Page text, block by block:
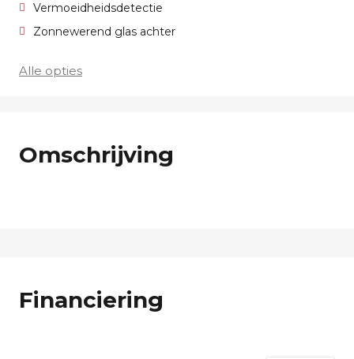
Vermoeidheidsdetectie
Zonnewerend glas achter
Alle opties
Omschrijving
Financiering